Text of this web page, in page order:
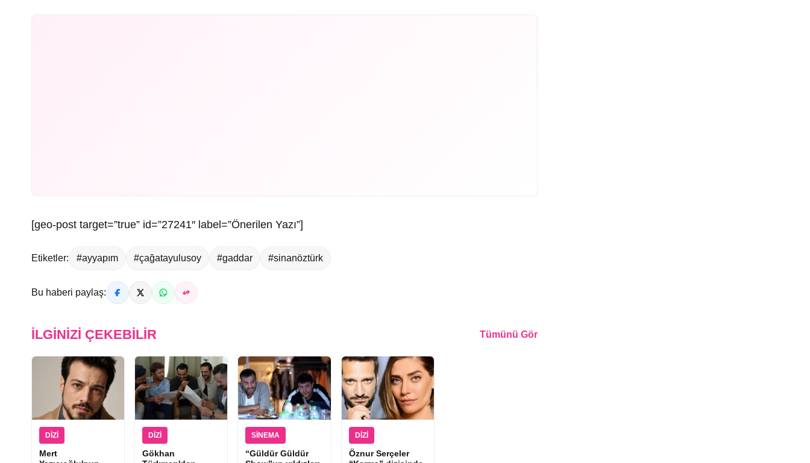
[geo-post target=”true” id=”27241″ label=”Önerilen Yazı”]
Etiketler: #ayyapım #çağatayulusoy #gaddar #sinanöztürk
Bu haberi paylaş:
İLGINIZI ÇEKEBILIR Tümünü Gör
DIZI
Mert
DIZI
Gökhan
SINEMA
“Güldür Güldür
DIZI
Öznur Serçeler